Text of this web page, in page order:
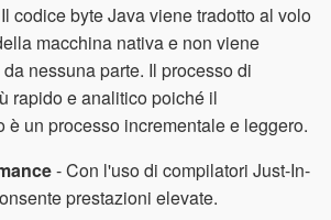
codice byte Java viene tradotto al volo
macchina nativa e non viene
nessuna parte. Il processo di
rapido e analitico poiché il
è un processo incrementale e leggero.
- Con l'uso di compilatori Just-In-
prestazioni elevate.